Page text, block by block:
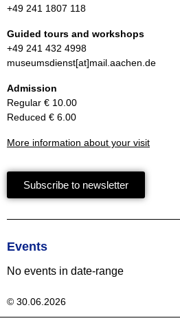
+49 241 1807 118
Guided tours and workshops
+49 241 432 4998
museumsdienst[at]mail.aachen.de
Admission
Regular € 10.00
Reduced € 6.00
More information about your visit
Subscribe to newsletter
Events
No events in date-range
© 30.06.2026